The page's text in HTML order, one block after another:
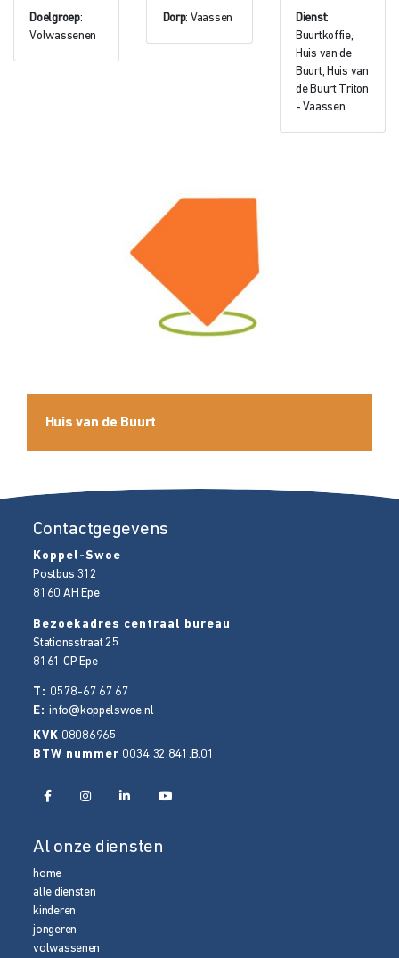
Doelgroep:
Volwassenen
Dorp: Vaassen Dienst:
Buurtkoffie,
Huis van de
Buurt, Huis van
de Buurt Triton
- Vaassen
Huis van de Buurt
Contactgegevens
Koppel-Swoe
Postbus 312
8160 AH Epe
Bezoekadres centraal bureau
Stationsstraat 25
8161 CP Epe
T: 0578-67 67 67
E:info@koppelswoe.nl
KVK 08086965
BTW nummer 0034.32.841.B.01
Al onze diensten
home
alle diensten
kinderen
jongeren
volwassenen